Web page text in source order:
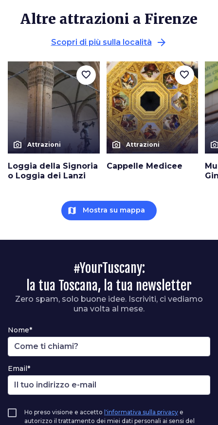
Altre attrazioni a Firenze
Scopri di più sulla località arrow_forward
photo_camera Attrazioni
Loggia della Signoria
o Loggia dei Lanzi
favorite_border
photo_camera Attrazioni
Cappelle Medicee
favorite_border
map Mostra su mappa
#YourTuscany:
la tua Toscana, la tua newsletter
Zero spam, solo buone idee. Iscriviti, ci vediamo
una volta al mese.
Nome*
Email*
Ho preso visione e accetto l'informativa sulla privacy e
autorizzo il trattamento dei miei dati personali ai sensi del